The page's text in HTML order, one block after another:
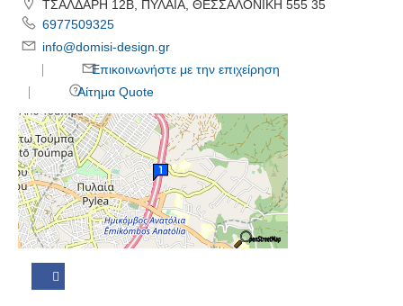
ΤΣΑΛΔΑΡΗ 12Β, ΠΥΛΑΙΑ, ΘΕΣΣΑΛΟΝΙΚΗ 555 35
6977509325
info@domisi-design.gr
Επικοινωνήστε με την επιχείρηση
Αίτημα Quote